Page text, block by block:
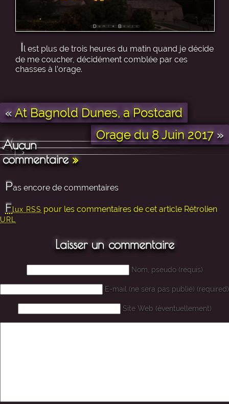
Il est plus de trois heures du matin quand je décide
de me coucher, décidément comblée par ces
chasses à l’orage.
«At Bagnold Dunes, a Postcard
Orage du 8 Juin 2017 »
Aucun
commentaire»
Pas encore de commentaires
Flux RSS pour les commentaires de cet article Rétrolien
URL
Laisser un commentaire
Nom, pseudo (requis)
E-mail (ne sera pas publié) (required)
Site Web (éventuellement)